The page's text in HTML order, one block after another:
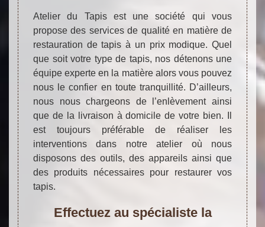
Atelier du Tapis est une société qui vous
propose des services de qualité en matière de
restauration de tapis à un prix modique. Quel
que soit votre type de tapis, nos détenons une
équipe experte en la matière alors vous pouvez
nous le confier en toute tranquillité. D’ailleurs,
nous nous chargeons de l’enlèvement ainsi
que de la livraison à domicile de votre bien. Il
est toujours préférable de réaliser les
interventions dans notre atelier où nous
disposons des outils, des appareils ainsi que
des produits nécessaires pour restaurer vos
tapis.
Effectuez au spécialiste la